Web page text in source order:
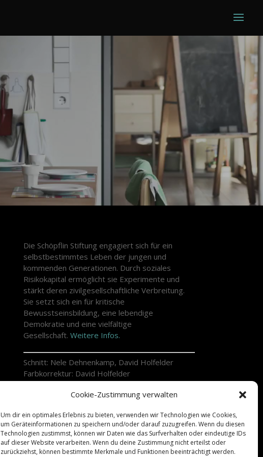
Cookie-Zustimmung verwalten
Um dir ein optimales Erlebnis zu bieten, verwenden wir Technologien wie Cookies,
um Geräteinformationen zu speichern und/oder darauf zuzugreifen. Wenn du diesen
Technologien zustimmst, können wir Daten wie das Surfverhalten oder eindeutige IDs
auf dieser Website verarbeiten. Wenn du deine Zustimmung nicht erteilst oder
zurückziehst, können bestimmte Merkmale und Funktionen beeinträchtigt werden.
Die Schöpflin Stiftung engagiert sich für ein
selbstbestimmtes Leben der jungen und
kommenden Generationen. Durch soziales
Risikokapital ermöglicht sie Experimente und
stärkt deren zivilgesellschaftliche Verbreitung.
Sie setzt sich ein für kritische
Bewusstseinsbildung, eine lebendige
Demokratie und eine vielfältige
Gesellschaft. Weitere Infos.
Schnitt: Nele Dehnenkamp, David Holfelder
Farbkorrektur: David Holfelder
Erstausstrahlung: Fr. 20.09.2019 | 20:15 WDR